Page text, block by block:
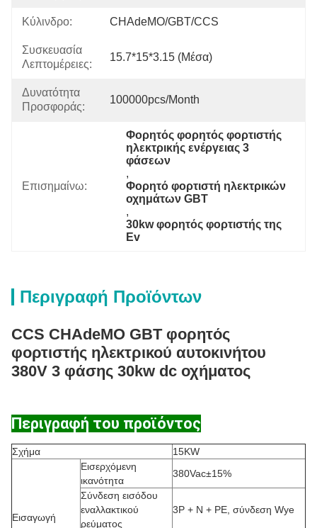
Κύλινδρο: CHAdeMO/GBT/CCS
Συσκευασία
Λεπτομέρειες:
15.7*15*3.15 (μέσα)
Δυνατότητα
Προσφοράς:
100000pcs/month
Επισημαίνω:
Φορητός φορητός φορτιστής
ηλεκτρικής ενέργειας 3
φάσεων
,
Φορητό φορτιστή ηλεκτρικών
οχημάτων GBT
,
30kw φορητός φορτιστής της
Ev
Περιγραφή Προϊόντων
CCS CHAdeMO GBT φορητός
φορτιστής ηλεκτρικού αυτοκινήτου
380V 3 φάσης 30kw dc οχήματος
Περιγραφή του προϊόντος
Σχήμα 15KW
Εισαγωγή
Εισερχόμενη
ικανότητα
380Vac±15%
Σύνδεση εισόδου
εναλλακτικού
ρεύματος
3P + N + PE, σύνδεση Wye